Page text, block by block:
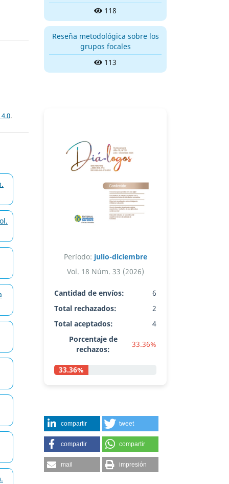
.
118
Reseña metodológica sobre los
grupos focales
113
Período: julio-diciembre
Vol. 18 Núm. 33 (2026)
Cantidad de envíos:
6
Total rechazados:
2
Total aceptados:
4
Porcentaje de
rechazos:
33.36%
33.36%
compartir tweet
compartir compartir
mail impresión